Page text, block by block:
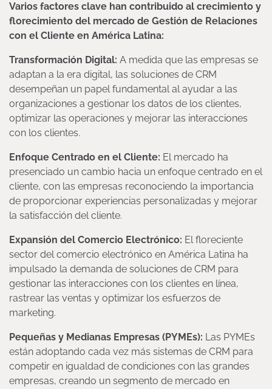
Varios factores clave han contribuido al crecimiento y
florecimiento del mercado de Gestión de Relaciones
con el Cliente en América Latina:
Transformación Digital: A medida que las empresas se
adaptan a la era digital, las soluciones de CRM
desempeñan un papel fundamental al ayudar a las
organizaciones a gestionar los datos de los clientes,
optimizar las operaciones y mejorar las interacciones
con los clientes.
Enfoque Centrado en el Cliente: El mercado ha
presenciado un cambio hacia un enfoque centrado en el
cliente, con las empresas reconociendo la importancia
de proporcionar experiencias personalizadas y mejorar
la satisfacción del cliente.
Expansión del Comercio Electrónico: El floreciente
sector del comercio electrónico en América Latina ha
impulsado la demanda de soluciones de CRM para
gestionar las interacciones con los clientes en línea,
rastrear las ventas y optimizar los esfuerzos de
marketing.
Pequeñas y Medianas Empresas (PYMEs): Las PYMEs
están adoptando cada vez más sistemas de CRM para
competir en igualdad de condiciones con las grandes
empresas, creando un segmento de mercado en